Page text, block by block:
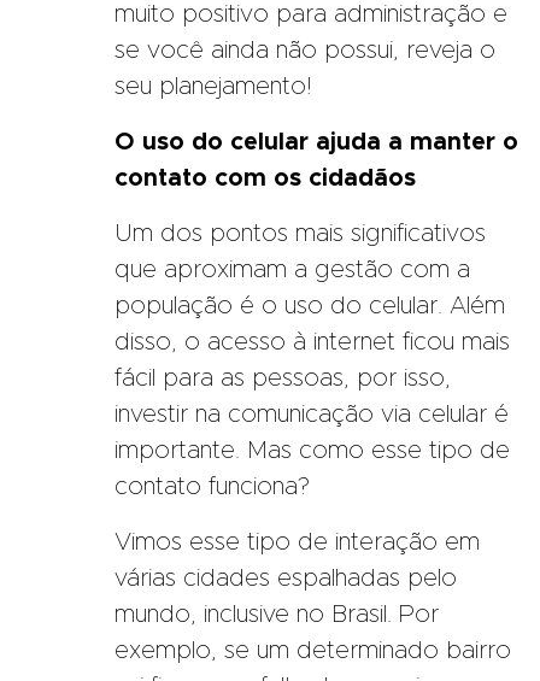
muito positivo para administração e
se você ainda não possui, reveja o
seu planejamento!
O uso do celular ajuda a manter o
contato com os cidadãos
Um dos pontos mais significativos
que aproximam a gestão com a
população é o uso do celular. Além
disso, o acesso à internet ficou mais
fácil para as pessoas, por isso,
investir na comunicação via celular é
importante. Mas como esse tipo de
contato funciona?
Vimos esse tipo de interação em
várias cidades espalhadas pelo
mundo, inclusive no Brasil. Por
exemplo, se um determinado bairro